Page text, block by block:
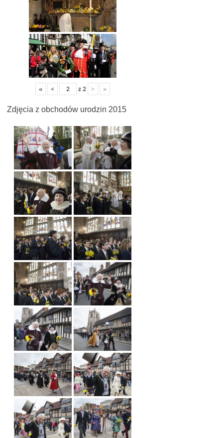
« < z2 > »
Zdjęcia z obchodów urodzin 2015